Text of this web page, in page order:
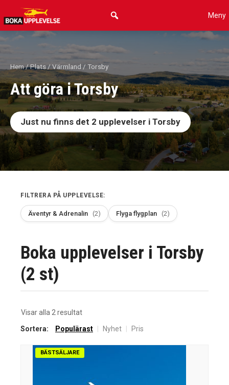
Hoppa
till
innehåll
Meny
Hem/Plats /Värmland / Torsby
Att göra i Torsby
Just nu finns det 2 upplevelser i Torsby
FILTRERA PÅ UPPLEVELSE:
Äventyr & Adrenalin (2) Flyga flygplan (2)
Boka upplevelser i Torsby
(2 st)
Visar alla 2 resultatSortera
senaste
Sortera: Populärast Nyhet Pris
BÄSTSÄLJARE